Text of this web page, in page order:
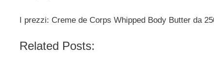
I prezzi: Creme de Corps Whipped Body Butter da
Related Posts: